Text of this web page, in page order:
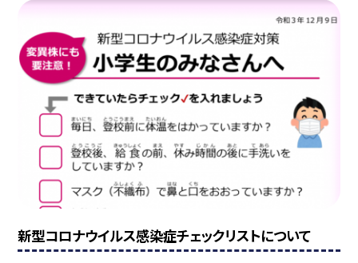
新型コロナウイルス感染症チェックリストについて